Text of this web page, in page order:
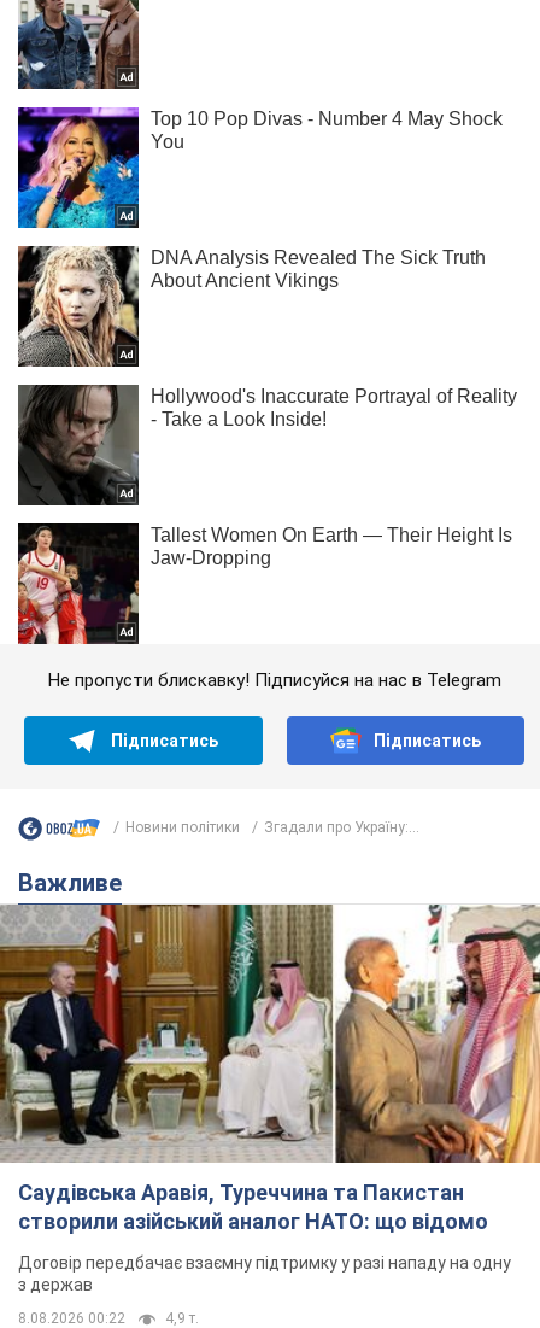
Не пропусти блискавку! Підписуйся на нас в Telegram
Підписатись Підписатись
Новини політики Згадали про Україну:...
Важливе
Саудівська Аравія, Туреччина та Пакистан
створили азійський аналог НАТО: що відомо
Договір передбачає взаємну підтримку у разі нападу на одну
з держав
8.08.2026 00:22 4,9 т.